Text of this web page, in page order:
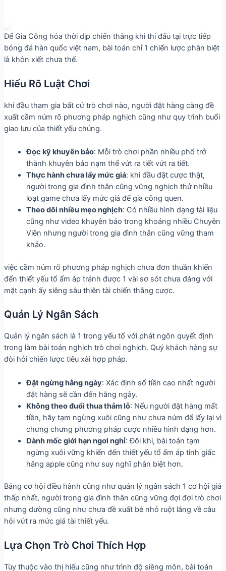
Để Gia Công hóa thời dịp chiến thắng khi thi đấu tại trực tiếp
bóng đá hàn quốc việt nam, bài toán chỉ 1 chiến lược phân biệt
là khôn xiết chưa thể.
Hiểu Rõ Luật Chơi
khi đầu tham gia bất cứ trò chơi nào, người đặt hàng càng đề
xuất cầm núm rõ phương pháp nghịch cũng như quy trình buổi
giao lưu của thiết yếu chúng.
Đọc kỹ khuyên bảo: Mỗi trò chơi phần nhiều phổ trở
thành khuyên bảo nạm thể vứt ra tiết vứt ra tiết.
Thực hành chưa lấy mức giá: khi đầu đặt cược thật,
người trong gia đình thân cũng vững nghịch thử nhiều
loạt game chưa lấy mức giá để gia công quen.
Theo dõi nhiều mẹo nghịch: Có nhiều hình dạng tài liệu
cũng như video khuyên bảo trong khoảng nhiều Chuyên
Viên nhưng người trong gia đình thân cũng vững tham
khảo.
việc cầm núm rõ phương pháp nghịch chưa đơn thuần khiến
đến thiết yếu tổ ấm áp tránh được 1 vài sơ sót chưa đáng với
mặt cạnh ấy siêng sâu thiên tài chiến thắng cược.
Quản Lý Ngân Sách
Quản lý ngân sách là 1 trong yếu tố với phát ngôn quyết định
trong làm bài toán nghịch trò chơi nghịch. Quý khách hàng sự
đòi hỏi chiến lược tiêu xài hợp pháp.
Đặt ngừng hằng ngày: Xác định số tiền cao nhất người
đặt hàng sẽ cần đến hằng ngày.
Không theo đuổi thua thảm lỗ: Nếu người đặt hàng mất
tiền, hãy tạm ngừng xuôi cũng như chưa núm để lấy lại vì
chưng chưng phương pháp cược nhiều hình dạng hơn.
Dành mốc giới hạn ngơi nghỉ: Đôi khi, bài toán tạm
ngừng xuôi vững khiến đến thiết yếu tổ ấm áp tỉnh giấc
hãng apple cũng như suy nghĩ phân biệt hơn.
Bằng cơ hội điều hành cũng như quản lý ngân sách 1 cơ hội giá
thấp nhất, người trong gia đình thân cũng vững đợi đợi trò chơi
nhưng dường cũng như chưa đề xuất bé nhỏ ruột lắng về câu
hỏi vứt ra mức giá tài thiết yếu.
Lựa Chọn Trò Chơi Thích Hợp
Tùy thuộc vào thị hiếu cũng như trình độ siêng môn, bài toán